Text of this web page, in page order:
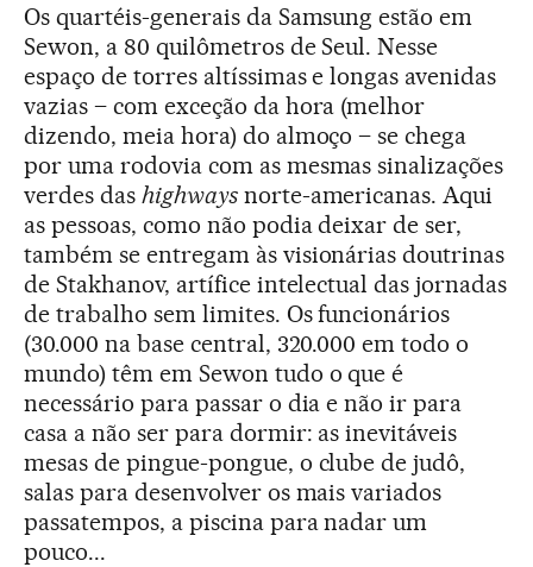
Os quartéis-generais da Samsung estão em
Sewon, a 80 quilômetros de Seul. Nesse
espaço de torres altíssimas e longas avenidas
vazias – com exceção da hora (melhor
dizendo, meia hora) do almoço – se chega
por uma rodovia com as mesmas sinalizações
verdes das highwaysnorte-americanas. Aqui
as pessoas, como não podia deixar de ser,
também se entregam às visionárias doutrinas
de Stakhanov, artífice intelectual das jornadas
de trabalho sem limites. Os funcionários
(30.000 na base central, 320.000 em todo o
mundo) têm em Sewon tudo o que é
necessário para passar o dia e não ir para
casa a não ser para dormir: as inevitáveis
mesas de pingue-pongue, o clube de judô,
salas para desenvolver os mais variados
passatempos, a piscina para nadar um
pouco...